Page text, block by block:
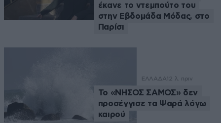
έκανε το ντεμπούτο του
στην Εβδομάδα Μόδας, στο
Παρίσι
ΕΛΛΑΔΑ 12 λ. πριν
Το «ΝΗΣΟΣ ΣΑΜΟΣ» δεν
προσέγγισε τα Ψαρά λόγω
καιρού